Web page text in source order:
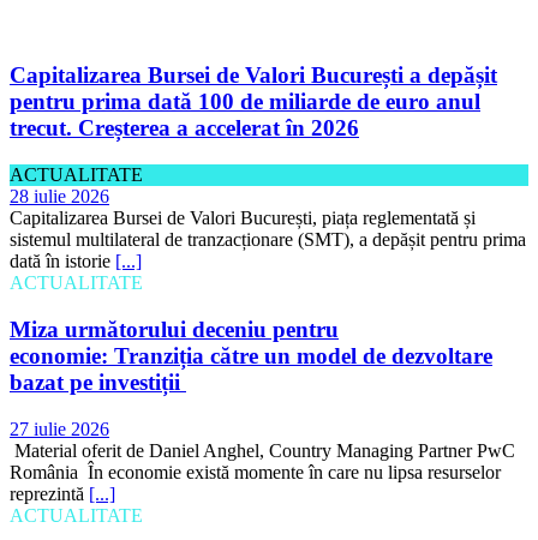
Capitalizarea Bursei de Valori București a depășit
pentru prima dată 100 de miliarde de euro anul
trecut. Creșterea a accelerat în 2026
ACTUALITATE
28 iulie 2026
Capitalizarea Bursei de Valori București, piața reglementată și
sistemul multilateral de tranzacționare (SMT), a depășit pentru prima
dată în istorie [...]
ACTUALITATE
Miza următorului deceniu pentru
economie: Tranziția către un model de dezvoltare
bazat pe investiții
27 iulie 2026
Material oferit de Daniel Anghel, Country Managing Partner PwC
România În economie există momente în care nu lipsa resurselor
reprezintă [...]
ACTUALITATE